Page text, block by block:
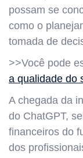
possam se
como o
tomada de
>>Você pode
a qualidade do
A chegada da
do ChatGPT,
financeiros do
dos